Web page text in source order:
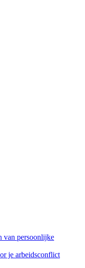
van persoonlijke
je arbeidsconflict